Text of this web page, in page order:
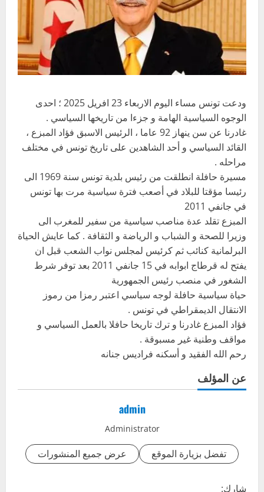
ودعت تونس مساء اليوم الاربعاء 23 افريل 2025 ؛ احدى
الوجوه السياسية الهامة و جزءا من تاريخها السياسي .
غادرنا عن سن ينهاز 92 عاما ، الرئيس الاسبق فؤاد المبزع ،
القائد السياسي و أحد الشاهدين على تاريخ تونس في مختلف
مراحله .
مسيرة حافلة انطلقت من رئيس بلدية تونس سنة 1969 الى
رئيسا مؤقتا للبلاد في أصعب فترة سياسية مرت بها تونس
في جانفي 2011
المبزع تقلد عدة مناصب سياسية من سفير للمغرب الى
وزيرا للصحة و الشباب و الرياضة و الثقافة . كما عايش الحياة
البرلمانية كنائب ثم كرئيس لمجلس نواب الشعب قبل ان
يفتح له قرطاج ابوابه في 15 جانفي 2011 بعد توفر شرط
الشغور في منصب رئيس الجمهورية
حياة سياسية حافلة لوجه سياسي اعتبر رمزا من رموز
الانتقال الديمقراطي في تونس .
فؤاد المبزع غادرنا و ترك تاريخا حافلا بالعمل السياسي و
مواقف وطنية غير مسبوقة .
رحم الله الفقيد و أسكنه فراديس جنانه
عن المؤلف
admin
Administrator
تفضل بزيارة الموقع عرض جميع المنشورات
شارك: